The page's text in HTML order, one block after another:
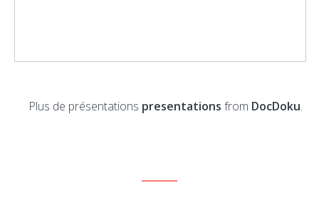
Plus de présentations presentations from DocDoku.